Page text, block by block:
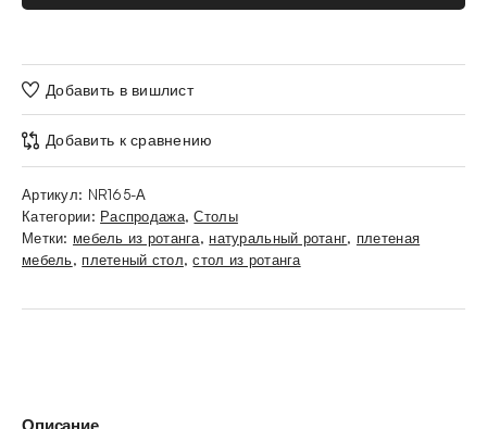
Добавить в вишлист
Добавить к сравнению
Артикул: NR165-А
Категории: Распродажа,Столы
Метки: мебель из ротанга, натуральный ротанг, плетеная
мебель, плетеный стол,стол из ротанга
Описание